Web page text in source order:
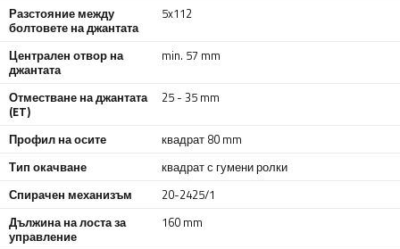
Разстояние между
болтовете на джантата
5x112
Централен отвор на
джантата
min. 57 mm
Отместване на джантата
(ET)
25 - 35 mm
Профил на осите
квадрат 80 mm
Тип окачване
квадрат с гумени ролки
Спирачен механизъм
20-2425/1
Дължина на лоста за
управление
160 mm